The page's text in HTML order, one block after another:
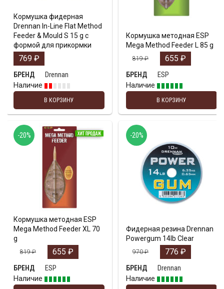
Кормушка фидерная
Drennan In-Line Flat Method
Feeder & Mould S 15 g с
формой для прикормки
769 ₽
БРЕНД
Drennan
Наличие
В КОРЗИНУ
Кормушка методная ESP
Mega Method Feeder L 85 g
819₽ 655 ₽
БРЕНД
ESP
Наличие
В КОРЗИНУ
Кормушка методная ESP
Mega Method Feeder XL 70
g
819₽ 655 ₽
БРЕНД
ESP
Наличие
-20%
Фидерная резина Drennan
Powergum 14lb Clear
970₽ 776 ₽
БРЕНД
Drennan
Наличие
-20%